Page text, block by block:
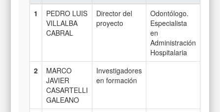
1
PEDRO LUIS
VILLALBA
CABRAL
Director del
proyecto
Odontólogo.
Especialista
en
Administración
Hospitalaria
2
MARCO
JAVIER
CASARTELLI
GALEANO
Investigadores
en formación